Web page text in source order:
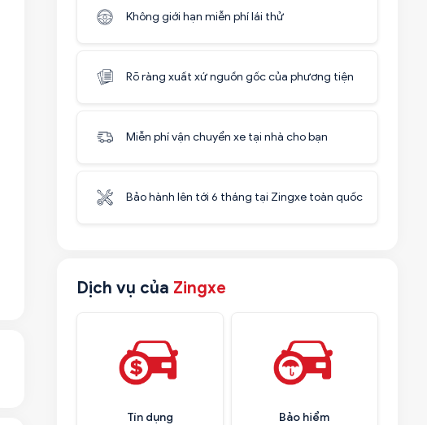
Không giới hạn miễn phí lái thử
Rõ ràng xuất xứ nguồn gốc của phương tiện
Miễn phí vận chuyển xe tại nhà cho bạn
Bảo hành lên tới 6 tháng tại Zingxe toàn quốc
Dịch vụ của Zingxe
Tín dụng Bảo hiểm